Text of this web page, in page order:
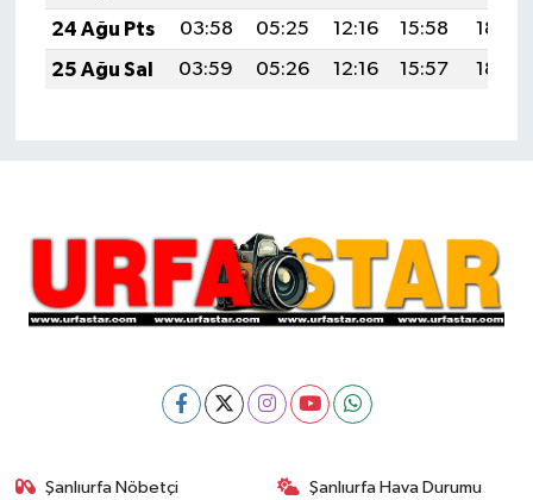
24 Ağu Pts
03:58 05:25 12:16 15:58
18:57
25 Ağu Sal
03:59 05:26 12:16 15:57 18:56
Şanlıurfa Nöbetçi Şanlıurfa Hava Durumu